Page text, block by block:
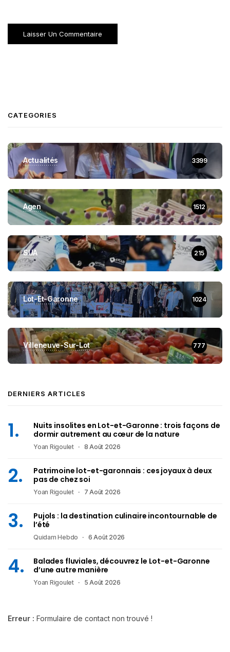
CATEGORIES
Actualités 3399
Agen 1512
SUA 215
Lot-Et-Garonne 1024
Villeneuve-Sur-Lot 777
DERNIERS ARTICLES
Nuits insolites en Lot-et-Garonne : trois façons de
dormir autrement au cœur de la nature
Yoan Rigoulet 8 Août 2026
Patrimoine lot-et-garonnais : ces joyaux à deux
pas de chez soi
Yoan Rigoulet 7 Août 2026
Pujols : la destination culinaire incontournable de
l’été
Quidam Hebdo 6 Août 2026
Balades fluviales, découvrez le Lot-et-Garonne
d’une autre manière
Yoan Rigoulet 5 Août 2026
Erreur : Formulaire de contact non trouvé !